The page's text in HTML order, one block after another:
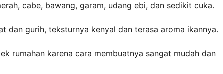
cabe, bawang, garam, udang ebi, dan sedikit cuka.
dan gurih, teksturnya kenyal dan terasa aroma ikannya.
rumahan karena cara membuatnya sangat mudah dan